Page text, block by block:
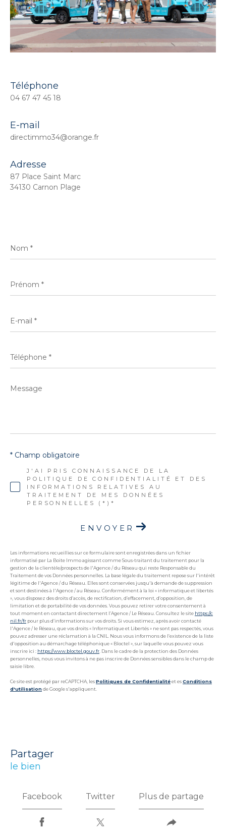
Téléphone
04 67 47 45 18
E-mail
directimmo34@orange.fr
Adresse
87 Place Saint Marc
34130 Carnon Plage
*
*
mail
*
*
Message
*
J'AI PRIS CONNAISSANCE DE LA
POLITIQUE DE CONFIDENTIALITÉ ET DES
INFORMATIONS RELATIVES AU
TRAITEMENT DE MES DONNÉES
PERSONNELLES (*)*
* Champ obligatoire
ENVOYER
Les informations recueillies sur ce formulaire sont enregistrées dans un fichier
informatisé par La Boite Immo agissant comme Sous-traitant du traitement pour la
gestion de la clientèle/prospects de l'Agence / du Réseau qui reste Responsable du
Traitement de vos Données personnelles. La base légale du traitement repose sur l'intérêt
légitime de l'Agence / du Réseau. Elles sont conservées jusqu'à demande de suppression
et sont destinées à l'Agence / au Réseau. Conformément à la loi « informatique et libertés
», vous disposez des droits d’accès, de rectification, d’effacement, d’opposition, de
limitation et de portabilité de vos données. Vous pouvez retirer votre consentement à
tout moment en contactant directement l’Agence / Le Réseau. Consultez le site https://c
nil.fr/fr pour plus d’informations sur vos droits. Si vous estimez, après avoir contacté
l'Agence / le Réseau, que vos droits « Informatique et Libertés » ne sont pas respectés, vous
pouvez adresser une réclamation à la CNIL. Nous vous informons de l’existence de la liste
d'opposition au démarchage téléphonique « Bloctel », sur laquelle vous pouvez vous
inscrire ici : https://www.bloctel.gouv.fr. Dans le cadre de la protection des Données
personnelles, nous vous invitons à ne pas inscrire de Données sensibles dans le champ de
saisie libre.
Ce site est protégé par reCAPTCHA, lesPolitiques de Confidentialitéet esConditions
d'utilisationde Google s'appliquent.
partager
le bien
Facebook Twitter Plus de partage